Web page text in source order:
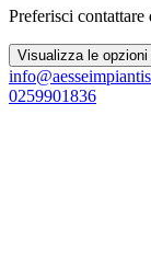
Preferisci contattare
Visualizza le
0259901836